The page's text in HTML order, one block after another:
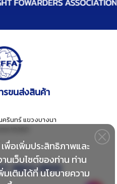
พื่อเพิ่มประสิทธิภาพและ
นเว็บไซต์ของท่าน ท่าน
มเติมได้ที่นโยบายความ
รขนส่งสินค้า
ครินทร์ แขวงบางนา
8802-8806